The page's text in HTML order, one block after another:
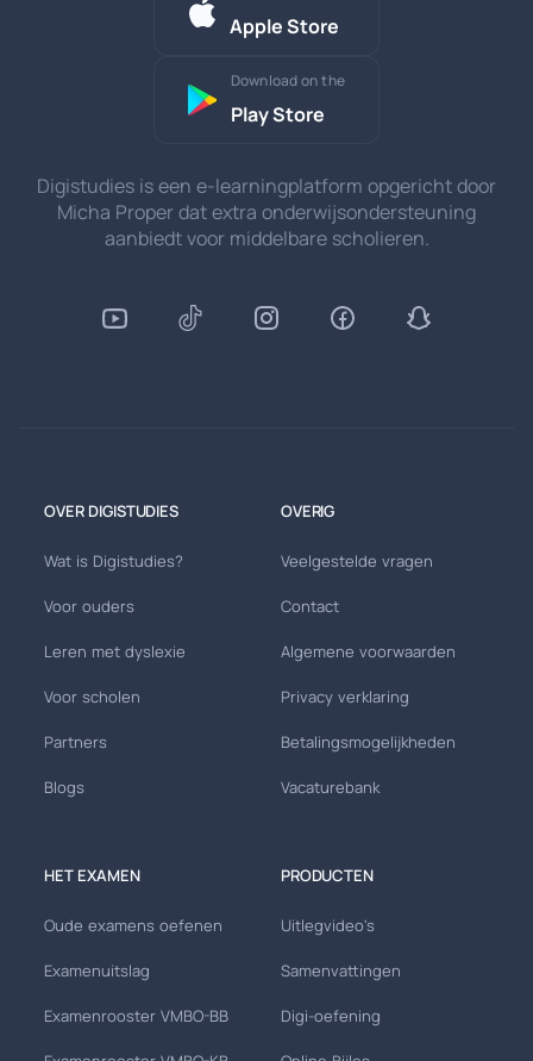
Apple Store
Download on the
Play Store
Digistudies is een e-learningplatform opgericht door
Micha Proper dat extra onderwijsondersteuning
aanbiedt voor middelbare scholieren.
OVER DIGISTUDIES
Wat is Digistudies?
Voor ouders
Leren met dyslexie
Voor scholen
Partners
Blogs
OVERIG
Veelgestelde vragen
Contact
Algemene voorwaarden
Privacy verklaring
Betalingsmogelijkheden
Vacaturebank
HET EXAMEN
Oude examens oefenen
Examenuitslag
Examenrooster VMBO-BB
PRODUCTEN
Uitlegvideo's
Samenvattingen
Digi-oefening